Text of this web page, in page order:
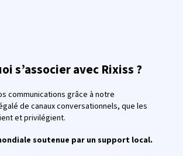
s’associer avec Rixiss ?
communications grâce à notre
de canaux conversationnels, que les
et privilégient.
soutenue par un support local.